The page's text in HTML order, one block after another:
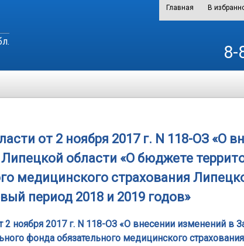
Главная В
8-
от 2 ноября 2017 г. N 118-ОЗ «О
области «О бюджете
медицинского страхования
период 2018 и 2019 годов»
2 ноября 2017 г. N 118-ОЗ «О внесении изменений в
фонда обязательного медицинского